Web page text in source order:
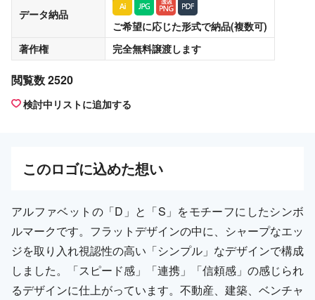
データ納品
ご希望に応じた形式で納品(複数可)
著作権
完全無料譲渡します
閲覧数 2520
検討中リストに追加する
このロゴに込めた想い
アルファベットの「D」と「S」をモチーフにしたシンボ
ルマークです。フラットデザインの中に、シャープなエッ
ジを取り入れ視認性の高い「シンプル」なデザインで構成
しました。「スピード感」「連携」「信頼感」の感じられ
るデザインに仕上がっています。不動産、建築、ベンチャ